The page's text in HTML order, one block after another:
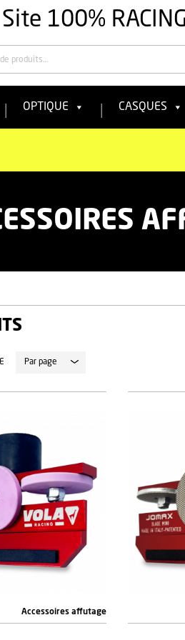
Site 100% RACING
OPTIQUE CASQUES
Accessoires affutage